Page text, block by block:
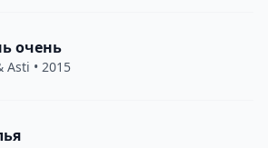
очень
Asti • 2015